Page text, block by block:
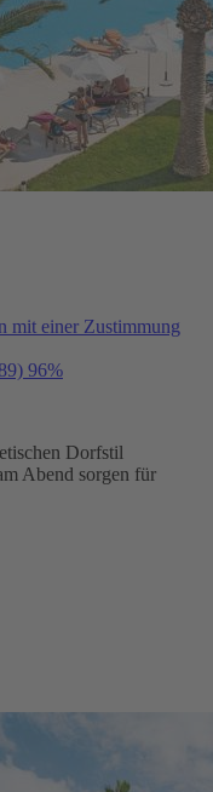
mit einer Zustimmung
96%
Dorfstil
Abend sorgen für